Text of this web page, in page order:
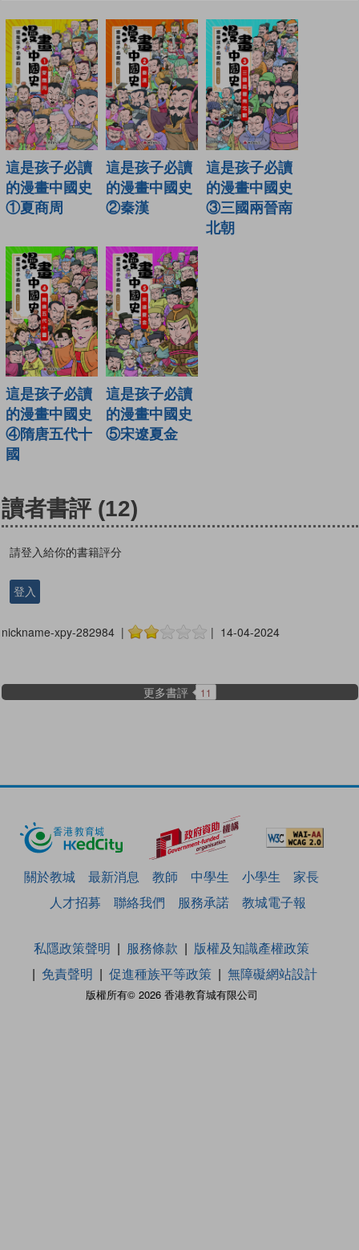
這是孩子必讀
的漫畫中國史
①夏商周
這是孩子必讀
的漫畫中國史
②秦漢
這是孩子必讀
的漫畫中國史
③三國兩晉南
北朝
這是孩子必讀
的漫畫中國史
④隋唐五代十
國
這是孩子必讀
的漫畫中國史
⑤宋遼夏金
讀者書評 (12)
請登入給你的書籍評分
登入
nickname-xpy-282984 | | 14-04-2024
更多書評 11
關於教城 最新消息 教師 中學生 小學生
家長
人才招募
聯絡我們 服務承諾 教城電子報
版權所有© 2026 香港教育城有限公司
私隱政策聲明 服務條款
版權及知識產權政策
免責聲明
促進種族平等政策 無障礙網站設計